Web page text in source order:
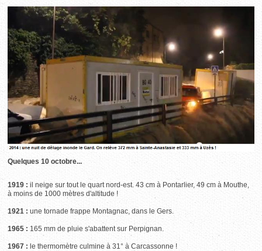
Quelques 10 octobre...
1919 : il neige sur tout le quart nord-est. 43 cm à Pontarlier, 49 cm à Mouthe,
à moins de 1000 mètres d'altitude !
1921 : une tornade frappe Montagnac, dans le Gers.
1965 : 165 mm de pluie s'abattent sur Perpignan.
1967 : le thermomètre culmine à 31° à Carcassonne !